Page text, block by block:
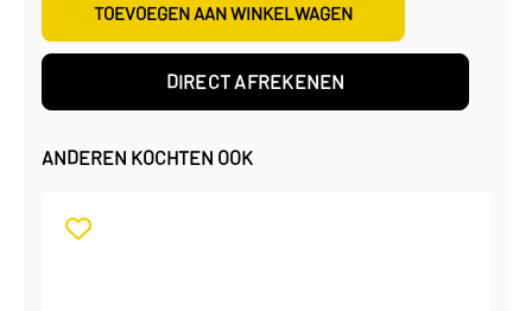
TOEVOEGEN AAN WINKELWAGEN
DIRECT AFREKENEN
ANDEREN KOCHTEN OOK